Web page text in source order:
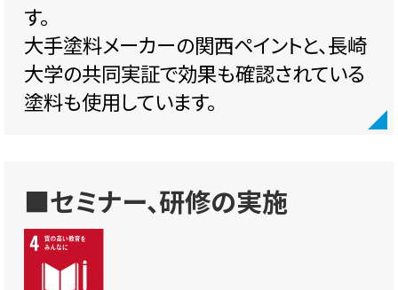
す。
大手塗料メーカーの関西ペイントと、長崎
大学の共同実証で効果も確認されている
塗料も使用しています。
■セミナー、研修の実施